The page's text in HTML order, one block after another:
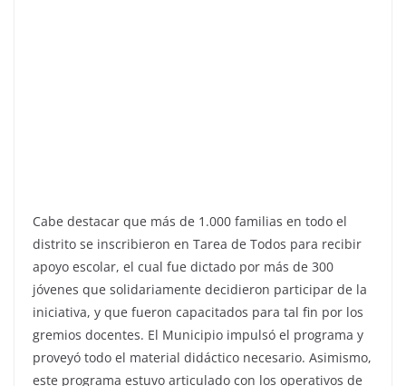
Cabe destacar que más de 1.000 familias en todo el
distrito se inscribieron en Tarea de Todos para recibir
apoyo escolar, el cual fue dictado por más de 300
jóvenes que solidariamente decidieron participar de la
iniciativa, y que fueron capacitados para tal fin por los
gremios docentes. El Municipio impulsó el programa y
proveyó todo el material didáctico necesario. Asimismo,
este programa estuvo articulado con los operativos de